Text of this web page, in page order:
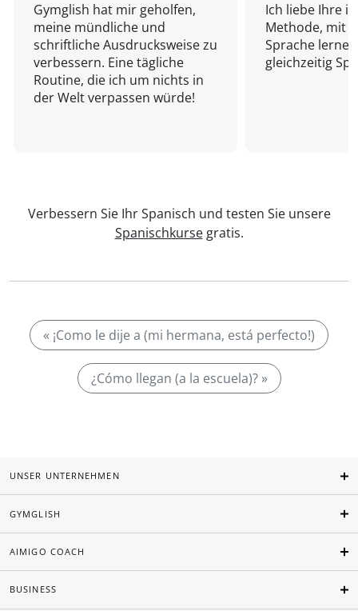
Gymglish hat mir geholfen,
meine mündliche und
schriftliche Ausdrucksweise zu
verbessern. Eine tägliche
Routine, die ich um nichts in
der Welt verpassen würde!
Ich liebe Ihre
Methode, mit
Sprache
gleichzeitig
Verbessern Sie Ihr Spanisch und testen Sie unsere
Spanischkursegratis.
« ¡Como le dije a (mi hermana, está perfecto!)
¿Cómo llegan (a la escuela)? »
UNSER UNTERNEHMEN
GYMGLISH
AIMIGO COACH
BUSINESS